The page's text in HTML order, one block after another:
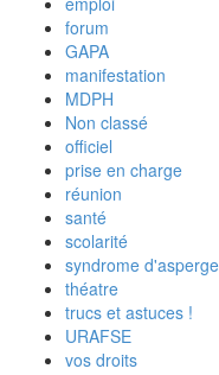
forum
GAPA
manifestation
MDPH
Non classé
officiel
prise en charge
réunion
santé
scolarité
syndrome
théatre
trucs et astuces !
URAFSE
vos droits